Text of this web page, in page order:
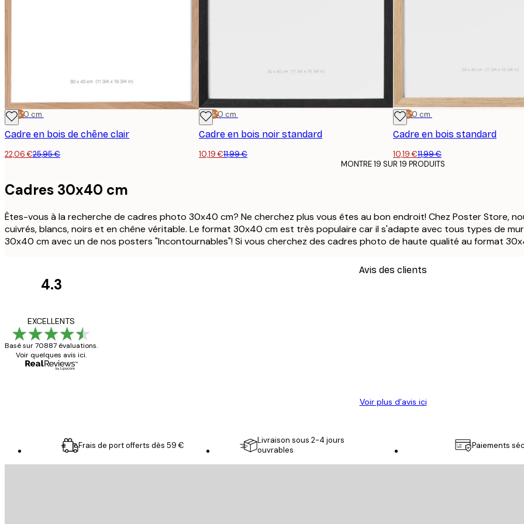
-15%*
30x40 cm
Cadre en bois de chêne clair
22,06 €25,95 €
-15%*
30x40 cm
Cadre en bois noir standard
10,19 €11,99 €
-15%*
30x40 cm
Cadre en bois standard
10,19 €11,99 €
MONTRE 19 SUR 19 PRODUITS
Cadres 30x40 cm
Êtes-vous à la recherche de cadres photo 30x40 cm? Ne cherchez plus vous êtes au bon endroit! Chez Poster Store,
cuivrés, blancs, noirs et en chêne véritable. Le format 30x40 cm est très populaire car il s'adapte avec tous types de
30x40 cm avec un de nos posters "Incontournables"! Si vous cherchez des cadres photo de haute qualité au format
Avis des clients
4.3
EXCELLENTS
Basé sur 70887 évaluations.
Voir quelques avis ici.
Voir plus d’avis ici
Frais de port offerts dès 59 €
Livraison sous 2-4 jours
ouvrables
Paiements